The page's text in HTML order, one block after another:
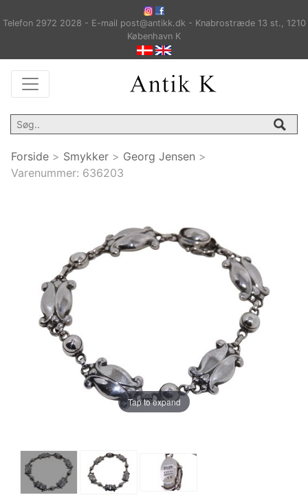
Telefon 2972 2028 - E-mail post@antikk.dk - Knabrostræde 13 st., 1210
København K
Forside > Smykker > Georg Jensen >
Varenummer: 636203
Tap to expand